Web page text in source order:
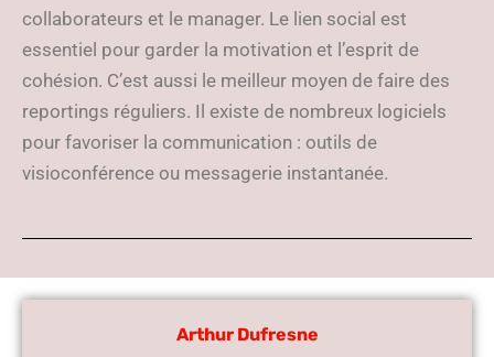
collaborateurs et le manager. Le lien social est
essentiel pour garder la motivation et l’esprit de
cohésion. C’est aussi le meilleur moyen de faire des
reportings réguliers. Il existe de nombreux logiciels
pour favoriser la communication : outils de
visioconférence ou messagerie instantanée.
Arthur Dufresne